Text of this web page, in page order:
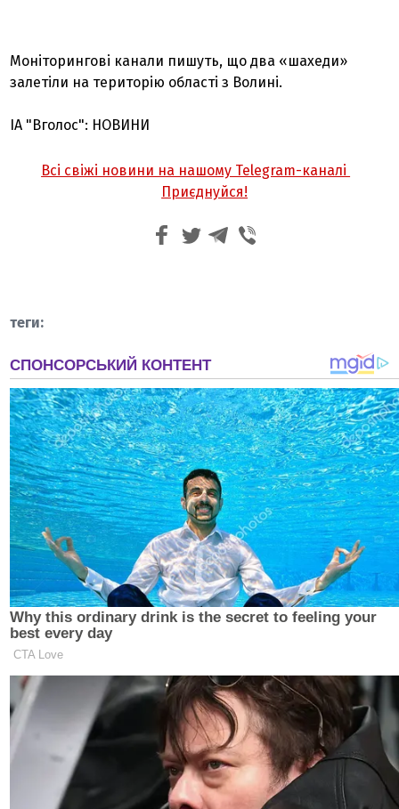
Моніторингові канали пишуть, що два «шахеди»
залетіли на територію області з Волині.
ІА "Вголос": НОВИНИ
Всі свіжі новини на нашому Telegram-каналі
Приєднуйся!